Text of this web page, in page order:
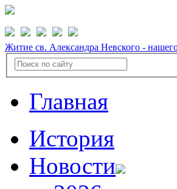
Житие св. Александра Невского -
Главная
История
Новости